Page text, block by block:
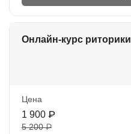
Онлайн-курс риторики
Цена
1 900 ₽
5 200 ₽